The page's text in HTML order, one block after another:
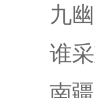
九幽
谁采
南疆举